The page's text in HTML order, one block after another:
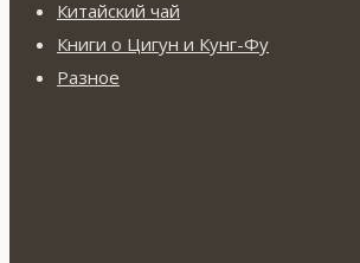
Китайский чай
Книги о Цигун и Кунг-Фу
Разное